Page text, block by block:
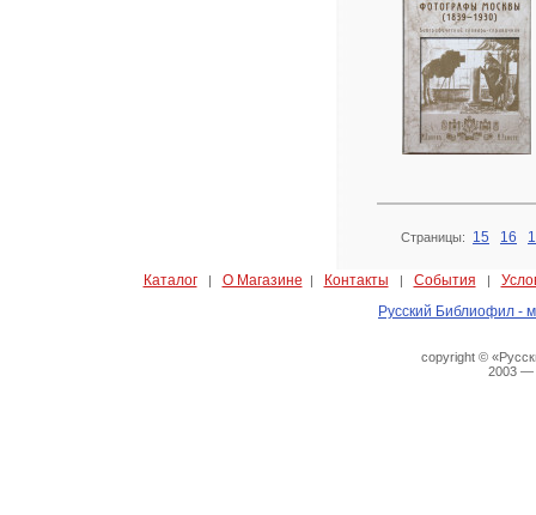
Страницы: 15 16
Каталог| О Магазине | Контакты | События |
Русский Библиофил -
copyright ©
2003 —